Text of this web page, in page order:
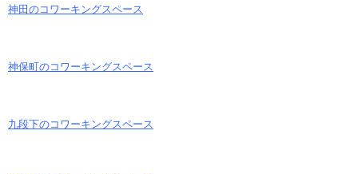
神田のコワーキングスペース
神保町のコワーキングスペース
九段下のコワーキングスペース